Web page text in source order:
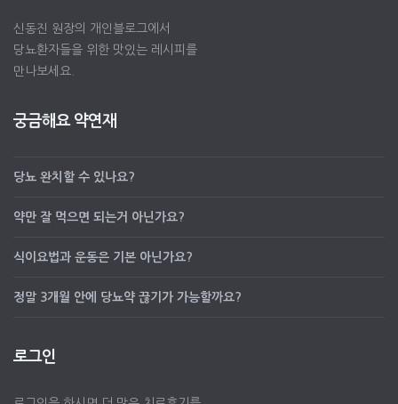
신동진 원장의 개인블로그에서
당뇨환자들을 위한 맛있는 레시피를
만나보세요.
궁금해요 약연재
당뇨 완치할 수 있나요?
약만 잘 먹으면 되는거 아닌가요?
식이요법과 운동은 기본 아닌가요?
정말 3개월 안에 당뇨약 끊기가 가능할까요?
로그인